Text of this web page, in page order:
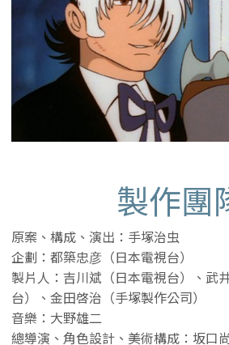
製作團
原案、構成、演出：手塚治虫
企劃：都築忠彦（日本電視台）
製片人：吉川斌（日本電視台）、武
台）、金田啓治（手塚製作公司）
音樂：大野雄二
總導演、角色設計、美術構成：坂口